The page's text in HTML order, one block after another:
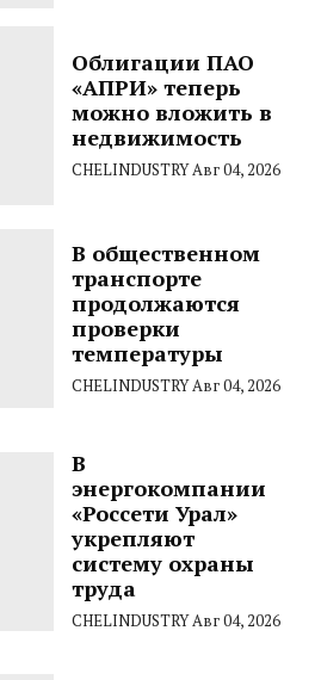
Облигации ПАО
«АПРИ» теперь
можно вложить в
недвижимость
CHELINDUSTRYАвг 04, 2026
В общественном
транспорте
продолжаются
проверки
температуры
CHELINDUSTRYАвг 04, 2026
В
энергокомпании
«Россети Урал»
укрепляют
систему охраны
труда
CHELINDUSTRYАвг 04, 2026